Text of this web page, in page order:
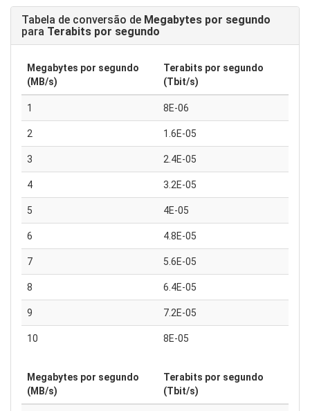
Tabela de conversão de Megabytes por segundo
para Terabits por segundo
Megabytes por segundo
(MB/s)
Terabits por segundo
(Tbit/s)
1 8E-06
2 1.6E-05
3 2.4E-05
4 3.2E-05
5 4E-05
6 4.8E-05
7 5.6E-05
8 6.4E-05
9 7.2E-05
10 8E-05
Megabytes por segundo
(MB/s)
Terabits por segundo
(Tbit/s)